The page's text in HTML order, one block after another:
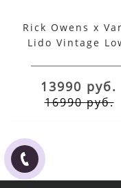
Rick Owens x
Lido Vintage
13990 руб.
16990 руб.